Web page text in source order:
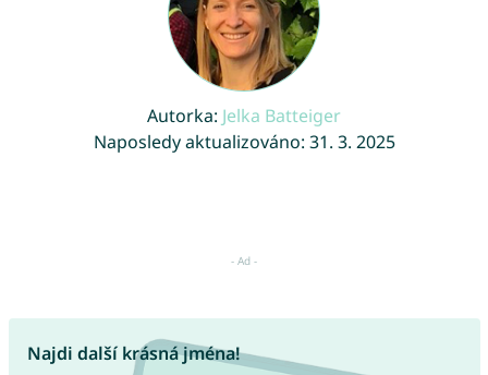
Autorka: Jelka Batteiger
Naposledy aktualizováno: 31. 3. 2025
Najdi další krásná jména!